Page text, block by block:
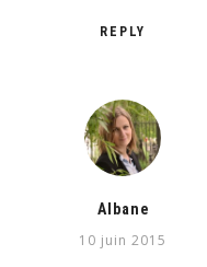
REPLY
Albane
10 juin 2015